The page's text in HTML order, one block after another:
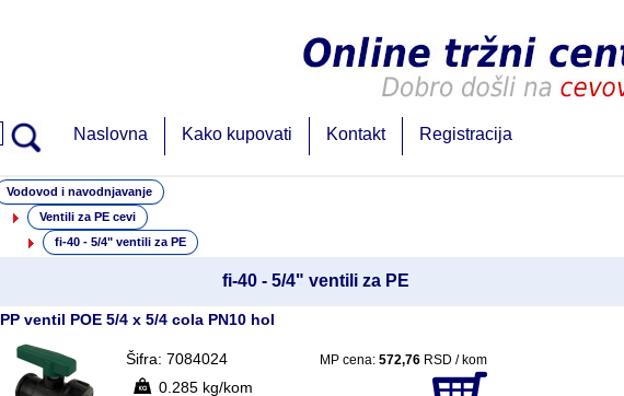
Naslovna Kako kupovati Kontakt Registracija
Vodovod i navodnjavanje
Ventili za PE cevi
fi-40 - 5/4" ventili za PE
fi-40 - 5/4" ventili za PE
PP ventil POE 5/4 x 5/4 cola PN10 hol
Šifra: 7084024
0.285 kg/kom
MP cena: 572,76RSD / kom